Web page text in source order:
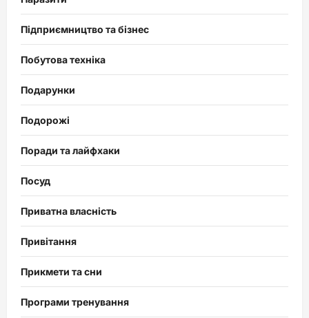
Підприємництво та бізнес
Побутова техніка
Подарунки
Подорожі
Поради та лайфхаки
Посуд
Приватна власність
Привітання
Прикмети та сни
Програми тренування